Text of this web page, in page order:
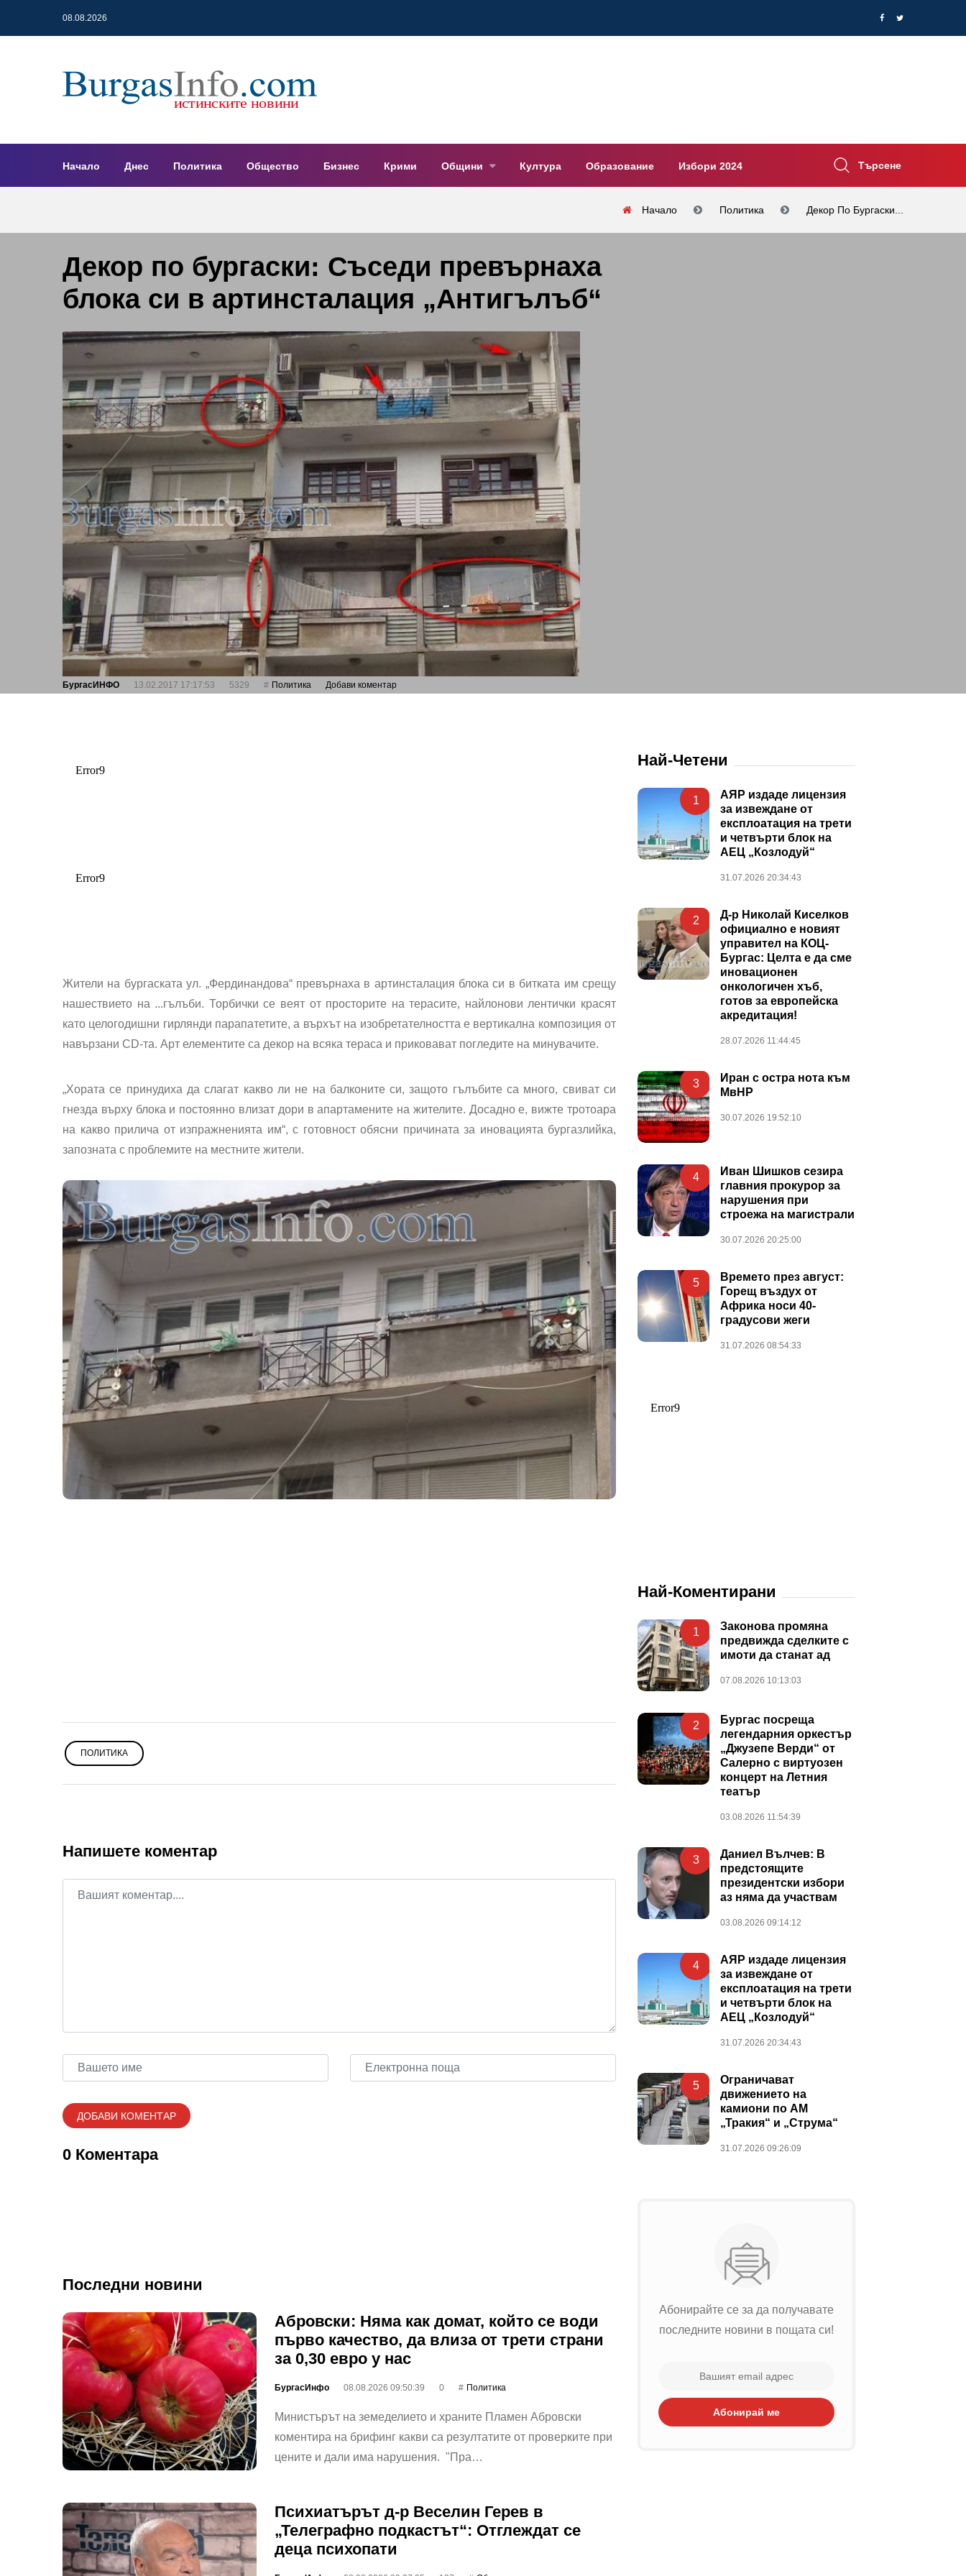
08.08.2026
Начало Днес Политика Общество Бизнес Крими Общини Култура Образование Избори 2024 Търсене
Начало Политика Декор По Бургаски...
Декор по бургаски: Съседи превърнаха
блока си в артинсталация „Антигълъб“
БургасИНФО 13.02.2017 17:17:53 5329 Политика Добави коментар
Жители на бургаската ул. „Фердинандова“ превърнаха в артинсталация блока си в битката им срещу
нашествието на ...гълъби. Торбички се веят от просторите на терасите, найлонови лентички красят
като целогодишни гирлянди парапатетите, а върхът на изобретателността е вертикална композиция от
навързани CD-та. Арт елементите са декор на всяка тераса и приковават погледите на минувачите.
„Хората се принудиха да слагат какво ли не на балконите си, защото гълъбите са много, свиват си
гнезда върху блока и постоянно влизат дори в апартамените на жителите. Досадно е, вижте тротоара
на какво прилича от изпражненията им“, с готовност обясни причината за иновацията бургазлийка,
запозната с проблемите на местните жители.
ПОЛИТИКА
Напишете коментар
0 Коментара
Последни новини
Абровски: Няма как домат, който се води
първо качество, да влиза от трети страни
за 0,30 евро у нас
БургасИнфо 08.08.2026 09:50:39 0 Политика
Министърът на земеделието и храните Пламен Абровски
коментира на брифинг какви са резултатите от проверките при
цените и дали има нарушения. "Пра…
Психиатърът д-р Веселин Герев в
„Телеграфно подкастът“: Отглеждат се
деца психопати
Най-Четени
1
АЯР издаде лицензия
за извеждане от
експлоатация на трети
и четвърти блок на
АЕЦ „Козлодуй“
31.07.2026 20:34:43
2
Д-р Николай Киселков
официално е новият
управител на КОЦ-
Бургас: Целта е да сме
иновационен
онкологичен хъб,
готов за европейска
акредитация!
28.07.2026 11:44:45
3
Иран с остра нота към
МвНР
30.07.2026 19:52:10
4
Иван Шишков сезира
главния прокурор за
нарушения при
строежа на магистрали
30.07.2026 20:25:00
5
Времето през август:
Горещ въздух от
Африка носи 40-
градусови жеги
31.07.2026 08:54:33
Най-Коментирани
1
Законова промяна
предвижда сделките с
имоти да станат ад
07.08.2026 10:13:03
2
Бургас посреща
легендарния оркестър
„Джузепе Верди“ от
Салерно с виртуозен
концерт на Летния
театър
03.08.2026 11:54:39
3
Даниел Вълчев: В
предстоящите
президентски избори
аз няма да участвам
03.08.2026 09:14:12
4
АЯР издаде лицензия
за извеждане от
експлоатация на трети
и четвърти блок на
АЕЦ „Козлодуй“
31.07.2026 20:34:43
5
Ограничават
движението на
камиони по АМ
„Тракия“ и „Струма“
31.07.2026 09:26:09
Абонирайте се за да получавате
последните новини в пощата си!
Абонирай ме